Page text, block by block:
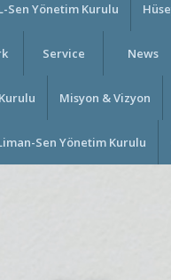
Sen Yönetim Kurulu
Service News
Misyon & Vizyon
Sen Yönetim Kurulu